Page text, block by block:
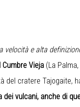
velocità e alta
Cumbre Vieja (La
del cratere Tajogaite,
vulcani, anche di